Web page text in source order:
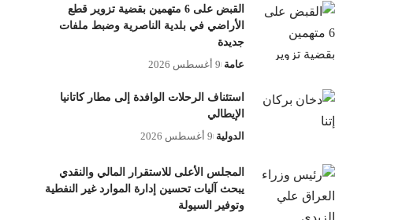
القبض على 6 متهمين بقضية تزوير قطع
الأراضي في بلدية الناصرية وضبط ملفات
جديدة
عامة 9 أغسطس 2026
استئناف الرحلات الوافدة إلى مطار كاتانيا
الإيطالي
الدولية 9 أغسطس 2026
المجلس الأعلى للاستقرار المالي والنقدي
يبحث آليات تحسين إدارة الموارد غير النفطية
وتوفير السيولة